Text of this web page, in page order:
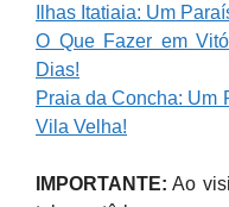
Ilhas Itatiaia: Um
O Que Fazer em
Dias!
Praia da Concha: Um
Vila Velha!
IMPORTANTE: Ao